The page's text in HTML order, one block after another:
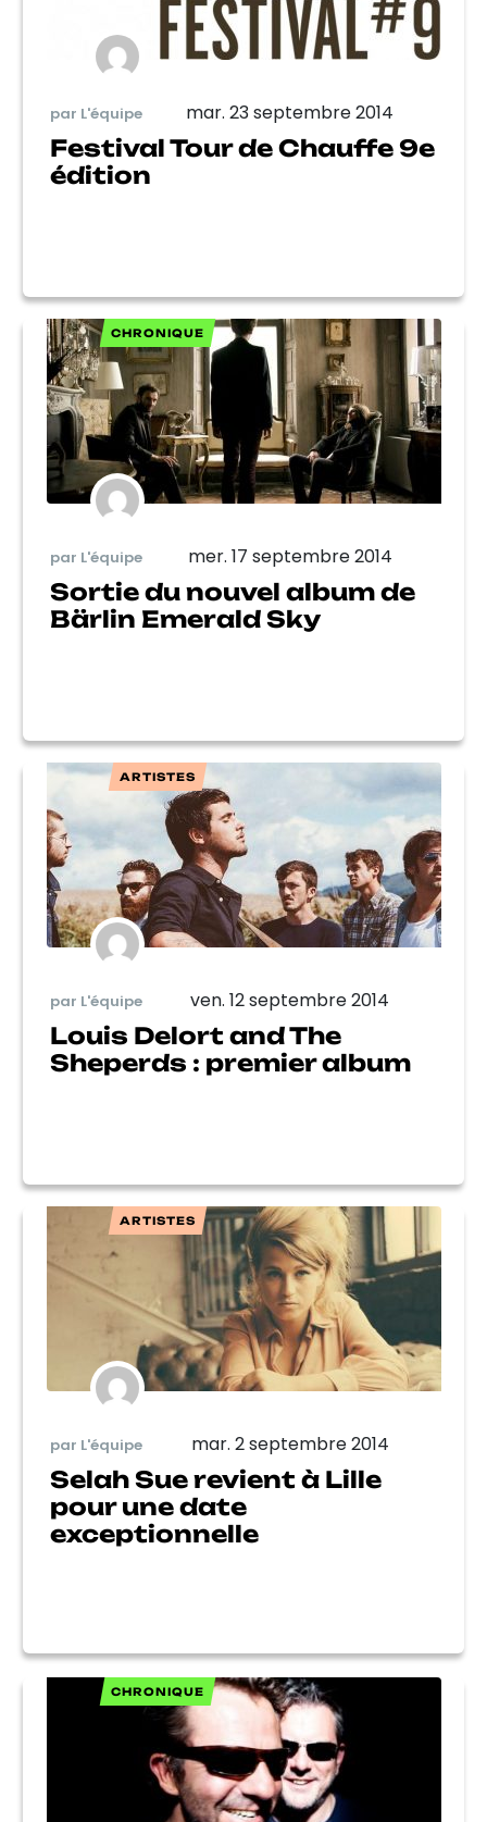
par L'équipe mar. 23 septembre 2014
Festival Tour de Chauffe 9e
édition
CHRONIQUE
par L'équipe mer. 17 septembre 2014
Sortie du nouvel album de
Bärlin Emerald Sky
ARTISTES
par L'équipe ven. 12 septembre 2014
Louis Delort and The
Sheperds : premier album
ARTISTES
par L'équipe mar. 2 septembre 2014
Selah Sue revient à Lille
pour une date
exceptionnelle
CHRONIQUE